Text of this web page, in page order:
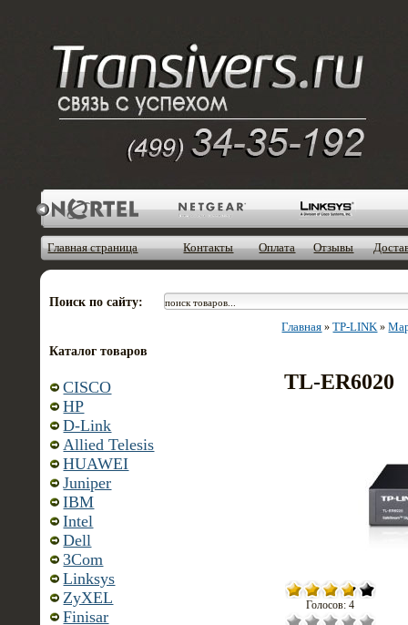
Главная страница Контакты Оплата Отзывы
Поиск по сайту:
Каталог товаров
CISCO
HP
D-Link
Allied Telesis
HUAWEI
Juniper
IBM
Intel
Dell
3Com
Linksys
ZyXEL
Finisar
Главная »TP-LINK »
TL-ER6020
Голосов: 4